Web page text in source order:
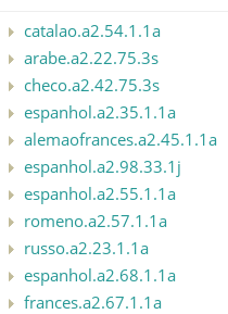
catalao.a2.54.1.1a
arabe.a2.22.75.3s
checo.a2.42.75.3s
espanhol.a2.35.1.1a
alemaofrances.a2.45.1.1a
espanhol.a2.98.33.1j
espanhol.a2.55.1.1a
romeno.a2.57.1.1a
russo.a2.23.1.1a
espanhol.a2.68.1.1a
frances.a2.67.1.1a